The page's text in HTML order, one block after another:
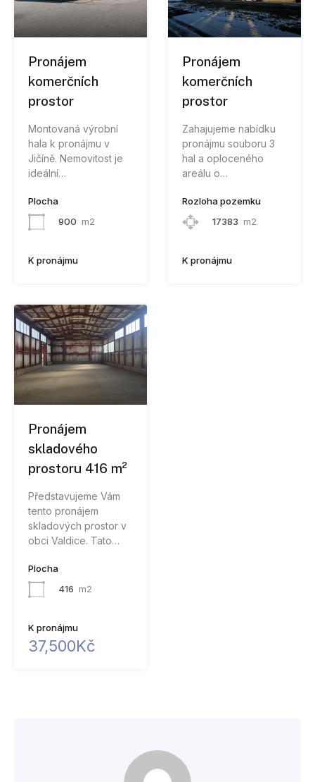
Pronájem
komerčních
prostor
Montovaná výrobní
hala k pronájmu v
Jičíně. Nemovitost je
ideální…
Plocha
900 m2
K pronájmu
Pronájem
komerčních
prostor
Zahajujeme nabídku
pronájmu souboru 3
hal a oploceného
areálu o…
Rozloha pozemku
17383 m2
K pronájmu
Pronájem
skladového
prostoru 416 m²
Představujeme Vám
tento pronájem
skladových prostor v
obci Valdice. Tato…
Plocha
416 m2
K pronájmu
37,500Kč